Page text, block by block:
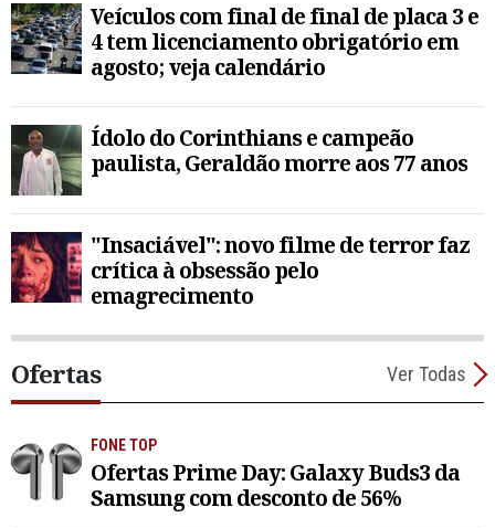
Veículos com final de final de placa 3 e
4 tem licenciamento obrigatório em
agosto; veja calendário
Ídolo do Corinthians e campeão
paulista, Geraldão morre aos 77 anos
"Insaciável": novo filme de terror faz
crítica à obsessão pelo
emagrecimento
Ofertas Ver Todas
FONE TOP
Ofertas Prime Day: Galaxy Buds3 da
Samsung com desconto de 56%